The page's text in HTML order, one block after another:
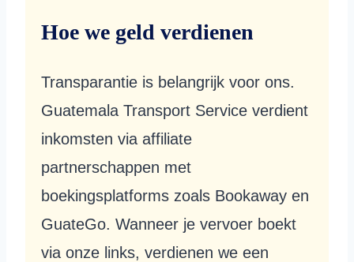
Hoe we geld verdienen
Transparantie is belangrijk voor ons.
Guatemala Transport Service verdient
inkomsten via affiliate
partnerschappen met
boekingsplatforms zoals Bookaway en
GuateGo. Wanneer je vervoer boekt
via onze links, verdienen we een